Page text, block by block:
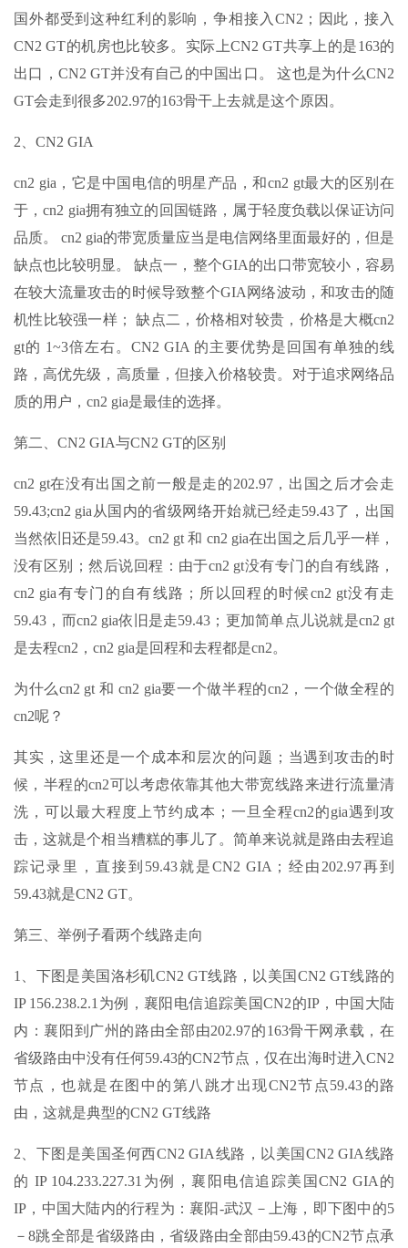
国外都受到这种红利的影响，争相接入CN2；因此，接入
CN2 GT的机房也比较多。实际上CN2 GT共享上的是163的
出口，CN2 GT并没有自己的中国出口。 这也是为什么CN2
GT会走到很多202.97的163骨干上去就是这个原因。
2、CN2 GIA
cn2 gia，它是中国电信的明星产品，和cn2 gt最大的区别在
于，cn2 gia拥有独立的回国链路，属于轻度负载以保证访问
品质。 cn2 gia的带宽质量应当是电信网络里面最好的，但是
缺点也比较明显。 缺点一，整个GIA的出口带宽较小，容易
在较大流量攻击的时候导致整个GIA网络波动，和攻击的随
机性比较强一样； 缺点二，价格相对较贵，价格是大概cn2
gt的 1~3倍左右。CN2 GIA 的主要优势是回国有单独的线
路，高优先级，高质量，但接入价格较贵。对于追求网络品
质的用户，cn2 gia是最佳的选择。
第二、CN2 GIA与CN2 GT的区别
cn2 gt在没有出国之前一般是走的202.97，出国之后才会走
59.43;cn2 gia从国内的省级网络开始就已经走59.43了，出国
当然依旧还是59.43。cn2 gt 和 cn2 gia在出国之后几乎一样，
没有区别；然后说回程：由于cn2 gt没有专门的自有线路，
cn2 gia有专门的自有线路；所以回程的时候cn2 gt没有走
59.43，而cn2 gia依旧是走59.43；更加简单点儿说就是cn2 gt
是去程cn2，cn2 gia是回程和去程都是cn2。
为什么cn2 gt 和 cn2 gia要一个做半程的cn2，一个做全程的
cn2呢？
其实，这里还是一个成本和层次的问题；当遇到攻击的时
候，半程的cn2可以考虑依靠其他大带宽线路来进行流量清
洗，可以最大程度上节约成本；一旦全程cn2的gia遇到攻
击，这就是个相当糟糕的事儿了。简单来说就是路由去程追
踪记录里，直接到59.43就是CN2 GIA；经由202.97再到
59.43就是CN2 GT。
第三、举例子看两个线路走向
1、下图是美国洛杉矶CN2 GT线路，以美国CN2 GT线路的
IP 156.238.2.1为例，襄阳电信追踪美国CN2的IP，中国大陆
内：襄阳到广州的路由全部由202.97的163骨干网承载，在
省级路由中没有任何59.43的CN2节点，仅在出海时进入CN2
节点，也就是在图中的第八跳才出现CN2节点59.43的路
由，这就是典型的CN2 GT线路
2、下图是美国圣何西CN2 GIA线路，以美国CN2 GIA线路
的 IP 104.233.227.31为例，襄阳电信追踪美国CN2 GIA的
IP，中国大陆内的行程为：襄阳-武汉－上海，即下图中的5
－8跳全部是省级路由，省级路由全部由59.43的CN2节点承